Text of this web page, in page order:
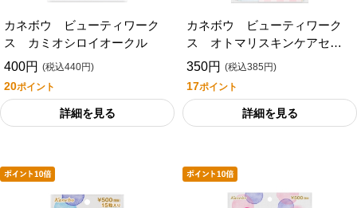
カネボウ ビューティワーク
ス カミオシロイオークル
400円 (税込440円)
20ポイント
詳細を見る
カネボウ ビューティワーク
ス オトマリスキンケアセッ
ト
350円 (税込385円)
17ポイント
詳細を見る